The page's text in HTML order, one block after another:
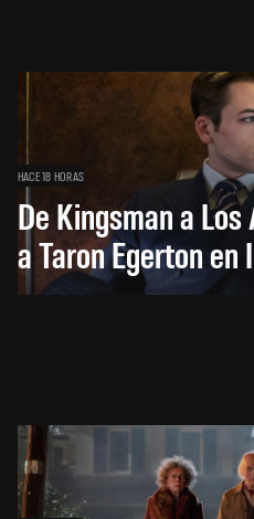
HACE 18 HORAS
De Kingsman a
a Taron Egerton en